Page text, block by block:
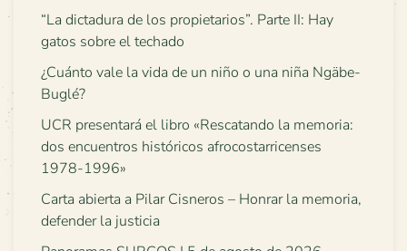
“La dictadura de los propietarios”. Parte II: Hay
gatos sobre el techado
¿Cuánto vale la vida de un niño o una niña Ngäbe-
Buglé?
UCR presentará el libro «Rescatando la memoria:
dos encuentros históricos afrocostarricenses
1978-1996»
Carta abierta a Pilar Cisneros – Honrar la memoria,
defender la justicia